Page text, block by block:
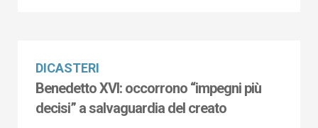
DICASTERI
Benedetto XVI: occorrono “impegni più
decisi” a salvaguardia del creato